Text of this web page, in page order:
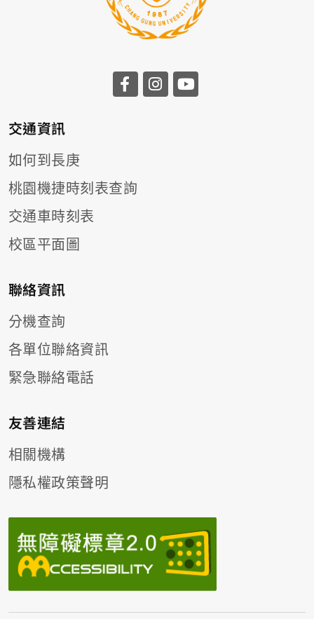
前往長庚大學facebook
前往長庚大學
交通資訊
如何到長庚
桃園機捷時刻表查詢
交通車時刻表
校區平面圖
聯絡資訊
分機查詢
各單位聯絡資訊
緊急聯絡電話
友善連結
相關機構
隱私權政策聲明